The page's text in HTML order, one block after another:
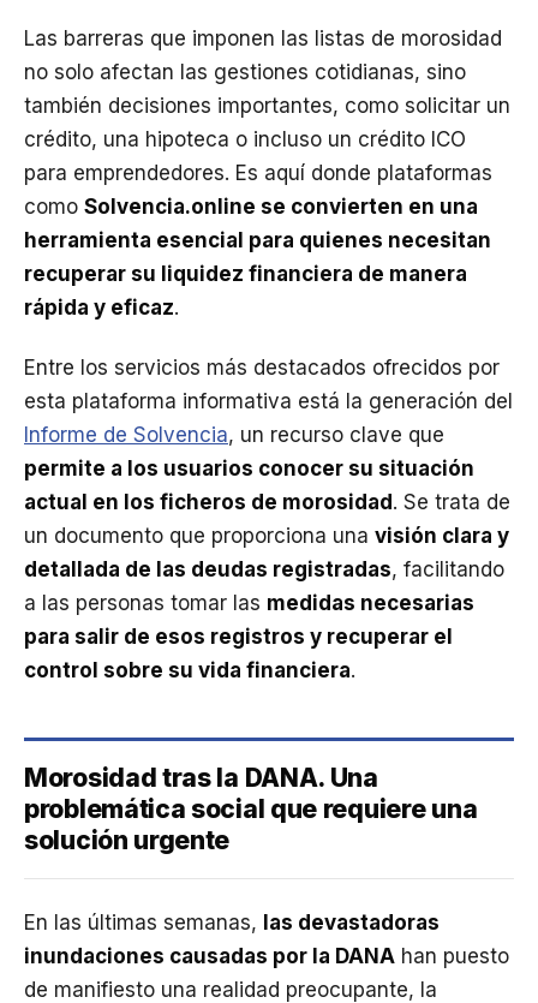
Las barreras que imponen las listas de morosidad
no solo afectan las gestiones cotidianas, sino
también decisiones importantes, como solicitar un
crédito, una hipoteca o incluso un crédito ICO
para emprendedores. Es aquí donde plataformas
como Solvencia.online se convierten en una
herramienta esencial para quienes necesitan
recuperar su liquidez financiera de manera
rápida y eficaz.
Entre los servicios más destacados ofrecidos por
esta plataforma informativa está la generación del
Informe de Solvencia, un recurso clave que
permite a los usuarios conocer su situación
actual en los ficheros de morosidad. Se trata de
un documento que proporciona una visión clara y
detallada de las deudas registradas, facilitando
a las personas tomar las medidas necesarias
para salir de esos registros y recuperar el
control sobre su vida financiera.
Morosidad tras la DANA. Una
problemática social que requiere una
solución urgente
En las últimas semanas, las devastadoras
inundaciones causadas por la DANA han puesto
de manifiesto una realidad preocupante, la